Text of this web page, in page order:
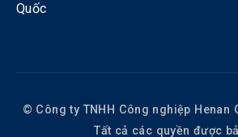
Quốc
© Công ty TNHH Công nghiệp Henan
Tất cả các quyền được